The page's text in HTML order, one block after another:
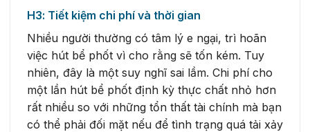
H3: Tiết kiệm chi phí và thời gian
Nhiều người thường có tâm lý e ngại, trì hoãn
việc hút bể phốt vì cho rằng sẽ tốn kém. Tuy
nhiên, đây là một suy nghĩ sai lầm. Chi phí cho
một lần hút bể phốt định kỳ thực chất nhỏ hơn
rất nhiều so với những tổn thất tài chính mà bạn
có thể phải đối mặt nếu để tình trạng quá tải xảy